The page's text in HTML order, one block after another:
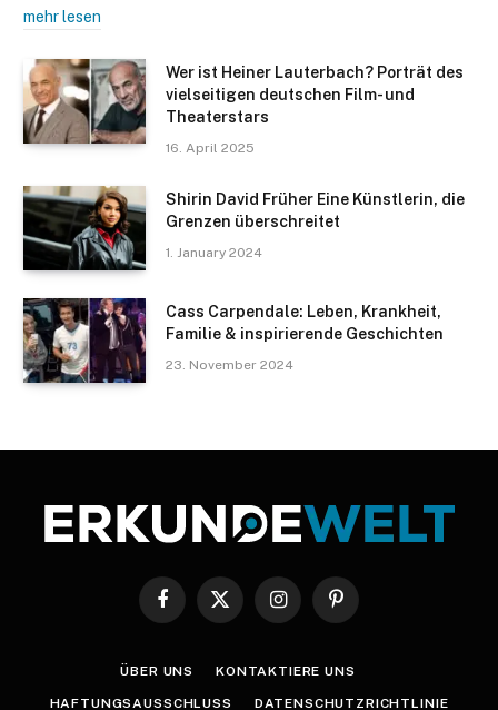
mehr lesen
Wer ist Heiner Lauterbach? Porträt des
vielseitigen deutschen Film- und
Theaterstars
16. April 2025
Shirin David Früher Eine Künstlerin, die
Grenzen überschreitet
1. January 2024
Cass Carpendale: Leben, Krankheit,
Familie & inspirierende Geschichten
23. November 2024
Facebook
X
InstagramPinterest
ÜBER UNS KONTAKTIERE UNS
HAFTUNGSAUSSCHLUSS DATENSCHUTZRICHTLINIE